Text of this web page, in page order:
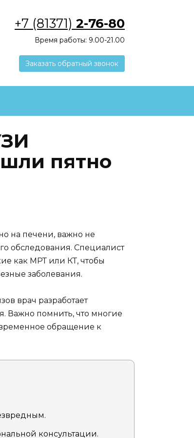
+7 (81371) 2-76-80
Время работы: 9.00-21.00
Заказать обратный звонок
пятно
на печени, важно не
обследования. Специалист
как МРТ или КТ, чтобы
заболевания.
врач разработает
Важно помнить, что многие
обращение к
консультации.